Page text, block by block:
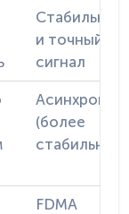
Стабильный
и точный
сигнал
Асинхронно
(более
стабильно)
FDMA